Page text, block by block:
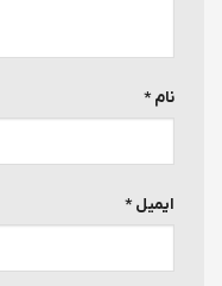
نام*
ایمیل*